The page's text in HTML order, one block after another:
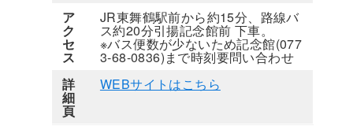
ア
ク
セ
ス
JR東舞鶴駅前から約15分、路線バ
ス約20分引揚記念館前 下車。
※バス便数が少ないため記念館(077
3-68-0836)まで時刻要問い合わせ
詳
細
頁
WEBサイトはこちら